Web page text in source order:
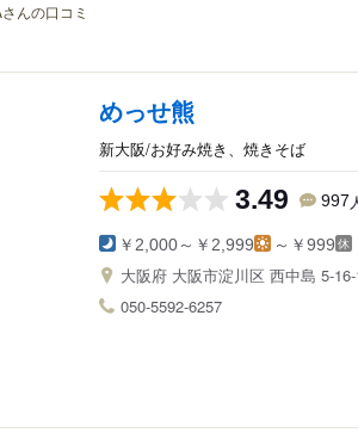
んの口コミ
めっせ熊
新大阪/お好み焼き、焼きそば
3.49 997
￥2,000～￥2,999 ～￥999
大阪府 大阪市淀川区 西中島 5-
050-5592-6257